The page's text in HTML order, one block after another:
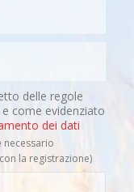
delle regole
come evidenziato
dei dati
necessario
la registrazione)